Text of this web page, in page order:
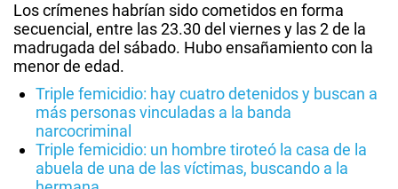
Los crímenes habrían sido cometidos en forma
secuencial, entre las 23.30 del viernes y las 2 de la
madrugada del sábado. Hubo ensañamiento con la
menor de edad.
Triple femicidio: hay cuatro detenidos y buscan a
más personas vinculadas a la banda
narcocriminal
Triple femicidio: un hombre tiroteó la casa de la
abuela de una de las víctimas, buscando a la